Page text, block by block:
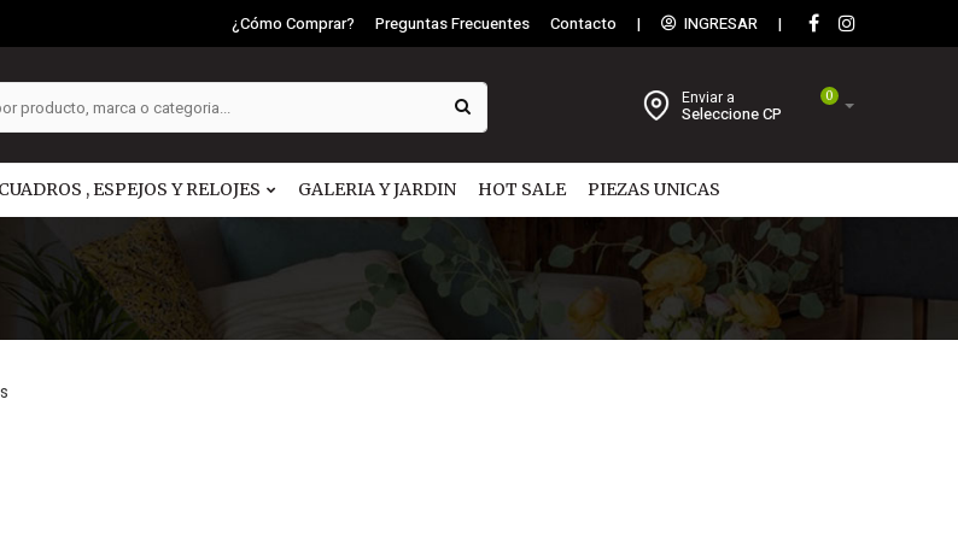
¿Cómo Comprar? Preguntas Frecuentes Contacto | INGRESAR |
0
Enviar a
Seleccione CP
CUADROS , ESPEJOS Y RELOJES GALERIA Y JARDIN HOT SALE PIEZAS UNICAS